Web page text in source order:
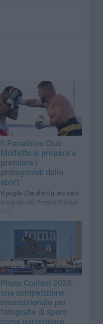
Il Panathlon Club
Molfetta si prepara a
premiare i
protagonisti dello
sport
Il pugile Claudio Squeo sarà
insignito del Premio Giosuè
Photo Contest 2025,
una competizione
internazionale per
fotografie di sport:
come partecipare